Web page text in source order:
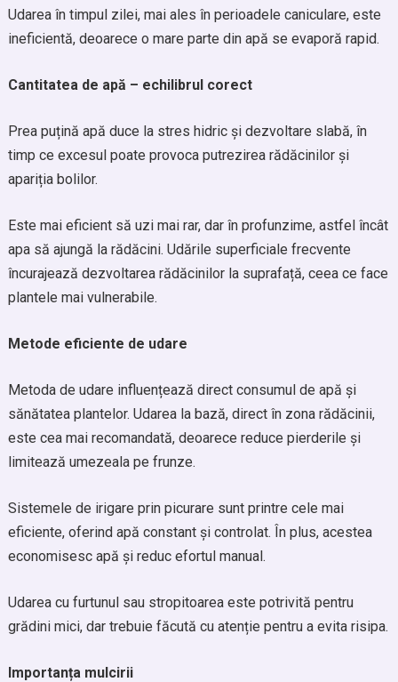
Udarea în timpul zilei, mai ales în perioadele caniculare, este
ineficientă, deoarece o mare parte din apă se evaporă rapid.
Cantitatea de apă – echilibrul corect
Prea puțină apă duce la stres hidric și dezvoltare slabă, în
timp ce excesul poate provoca putrezirea rădăcinilor și
apariția bolilor.
Este mai eficient să uzi mai rar, dar în profunzime, astfel încât
apa să ajungă la rădăcini. Udările superficiale frecvente
încurajează dezvoltarea rădăcinilor la suprafață, ceea ce face
plantele mai vulnerabile.
Metode eficiente de udare
Metoda de udare influențează direct consumul de apă și
sănătatea plantelor. Udarea la bază, direct în zona rădăcinii,
este cea mai recomandată, deoarece reduce pierderile și
limitează umezeala pe frunze.
Sistemele de irigare prin picurare sunt printre cele mai
eficiente, oferind apă constant și controlat. În plus, acestea
economisesc apă și reduc efortul manual.
Udarea cu furtunul sau stropitoarea este potrivită pentru
grădini mici, dar trebuie făcută cu atenție pentru a evita risipa.
Importanța mulcirii